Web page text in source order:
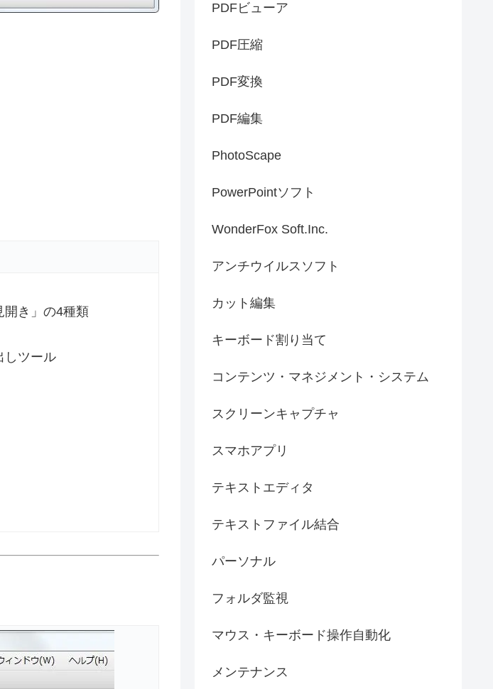
開き」の4種類
しツール
PDFビューア
PDF圧縮
PDF変換
PDF編集
PhotoScape
PowerPointソフト
WonderFox Soft.Inc.
アンチウイルスソフト
カット編集
キーボード割り当て
コンテンツ・マネジメント・システム
スクリーンキャプチャ
スマホアプリ
テキストエディタ
テキストファイル結合
パーソナル
フォルダ監視
マウス・キーボード操作自動化
メンテナンス